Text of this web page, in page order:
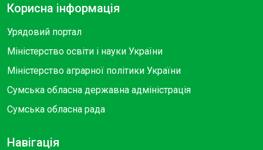
Корисна інформація
Урядовий портал
Міністерство освіти і науки України
Міністерство аграрної політики України
Сумська обласна державна адміністрація
Сумська обласна рада
Навігація